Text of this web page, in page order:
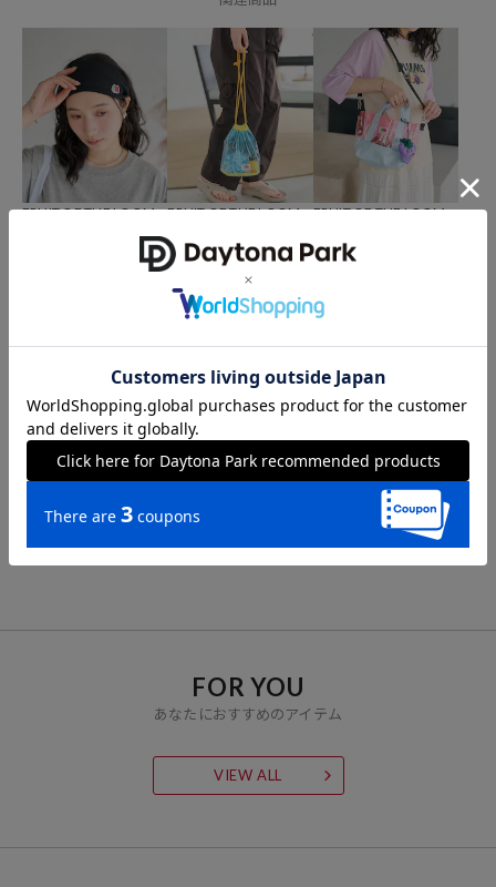
FRUIT OF THE LOOM FRUIT OF THE LOOM
1,747円 65%OFF
FRUIT OF THE LOOM
ッグ
FRUIT OF THE LOOM
ーム/パッカブルバッグ
FRUIT OF THE LOOM
ツ
FRUIT OF THE LOOM
別注 マルチボーダーポロ
51%OFF
FOR YOU
あなたにおすすめのアイテム
VIEW ALL